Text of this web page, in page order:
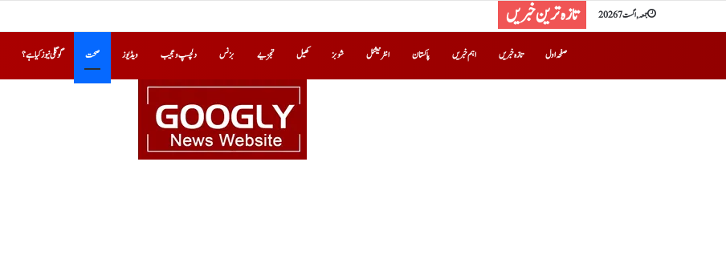
جمعہ, اگست 7 2026 تازہ ترین خبریں
صفحہ اول تازہ خبریں اہم خبریں پاکستان انٹرنیشنل شوبز کھیل تجزیے بزنس دلچسپ و عجیب ویڈیوز صحت گوگلی نیوز کیا ہے؟